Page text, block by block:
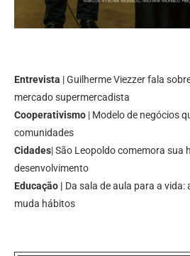
Entrevista | Guilherme Viezzer fala
mercado supermercadista
Cooperativismo | Modelo de negócios
comunidades
Cidades| São Leopoldo comemora sua
desenvolvimento
Educação | Da sala de aula para a
muda hábitos